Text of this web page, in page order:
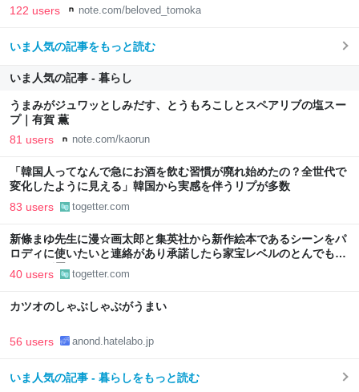
122 users note.com/beloved_tomoka
いま人気の記事をもっと読む
いま人気の記事 - 暮らし
うまみがジュワッとしみだす、とうもろこしとスペアリブの塩スー
プ｜有賀 薫
81 users note.com/kaorun
「韓国人ってなんで急にお酒を飲む習慣が廃れ始めたの？全世代で
変化したように見える」韓国から実感を伴うリプが多数
83 users togetter.com
新條まゆ先生に漫☆画太郎と集英社から新作絵本であるシーンをパ
ロディに使いたいと連絡があり承諾したら家宝レベルのとんでもな
いものが届いた
40 users togetter.com
カツオのしゃぶしゃぶがうまい
56 users anond.hatelabo.jp
いま人気の記事 - 暮らしをもっと読む